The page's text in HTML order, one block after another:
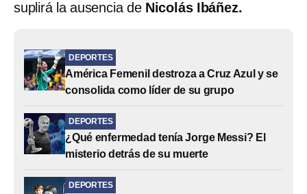
suplirá la ausencia de Nicolás Ibáñez.
DEPORTES
América Femenil destroza a Cruz Azul y se
consolida como líder de su grupo
DEPORTES
¿Qué enfermedad tenía Jorge Messi? El
misterio detrás de su muerte
DEPORTES